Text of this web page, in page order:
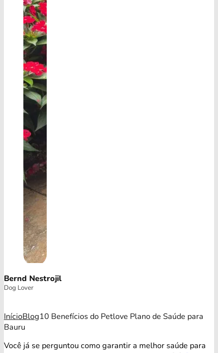
Bernd Nestrojil
Dog Lover
InícioBlog10 Benefícios do Petlove Plano de Saúde para
Bauru
Você já se perguntou como garantir a melhor saúde para